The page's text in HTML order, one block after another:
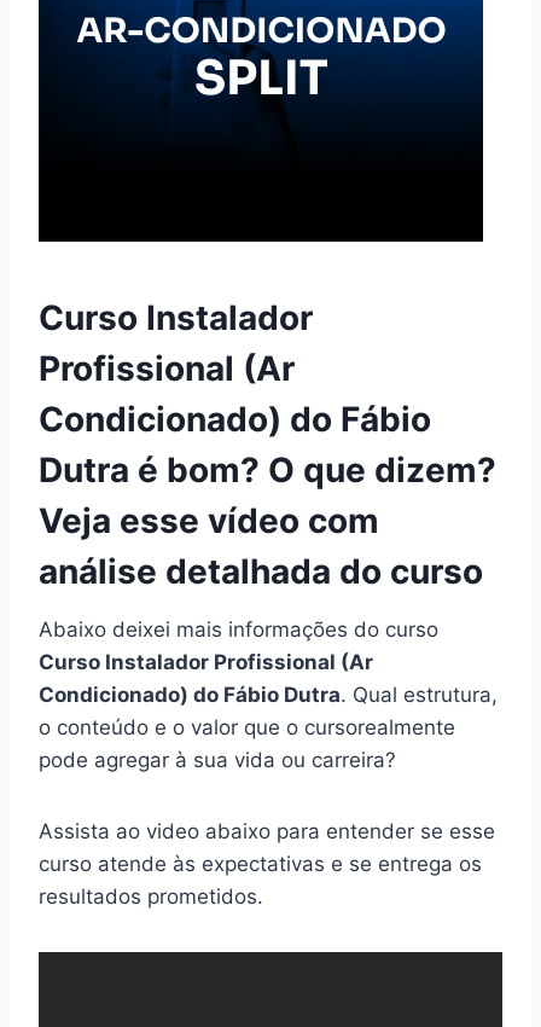
Curso Instalador
Profissional (Ar
Condicionado) do Fábio
Dutra é bom? O que dizem?
Veja esse vídeo com
análise detalhada do curso
Abaixo deixei mais informações do curso
Curso Instalador Profissional (Ar
Condicionado) do Fábio Dutra. Qual estrutura,
o conteúdo e o valor que o cursorealmente
pode agregar à sua vida ou carreira?
Assista ao video abaixo para entender se esse
curso atende às expectativas e se entrega os
resultados prometidos.